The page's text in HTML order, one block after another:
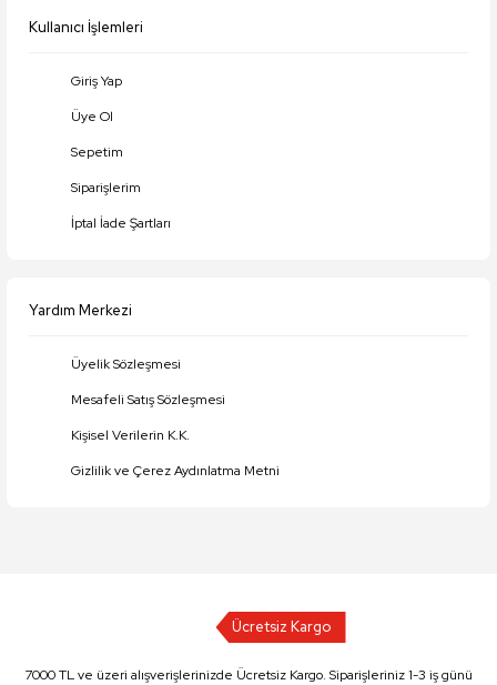
Kullanıcı İşlemleri
Giriş Yap
Üye Ol
Sepetim
Siparişlerim
İptal İade Şartları
Yardım Merkezi
Üyelik Sözleşmesi
Mesafeli Satış Sözleşmesi
Kişisel Verilerin K.K.
Gizlilik ve Çerez Aydınlatma Metni
Ücretsiz Kargo
7000 TL ve üzeri alışverişlerinizde Ücretsiz Kargo. Siparişleriniz 1-3 iş günü